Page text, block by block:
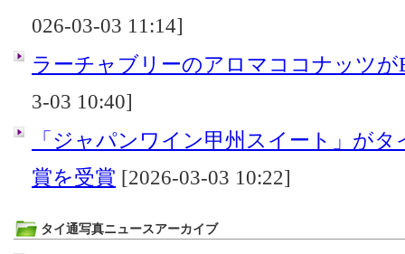
026-03-03 11:14]
ラーチャブリーのアロマココナッツが
3-03 10:40]
「ジャパンワイン甲州スイート」が
賞を受賞 [2026-03-03 10:22]
タイ通写真ニュースアーカイブ